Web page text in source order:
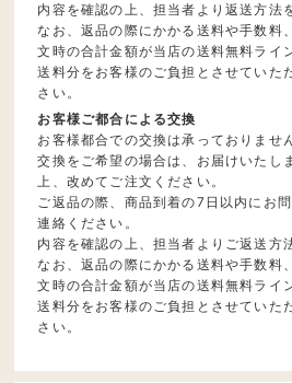
内容を確認の上、担当者より返送方法
なお、返品の際にかかる送料や手数料
文時の合計金額が当店の送料無料ライ
送料分をお客様のご負担とさせていた
さい。
お客様ご都合による交換
お客様都合での交換は承っておりませ
交換をご希望の場合は、お届けいたし
上、改めてご注文ください。
ご返品の際、商品到着の7日以内にお
連絡ください。
内容を確認の上、担当者よりご返送方
なお、返品の際にかかる送料や手数料
文時の合計金額が当店の送料無料ライ
送料分をお客様のご負担とさせていた
さい。